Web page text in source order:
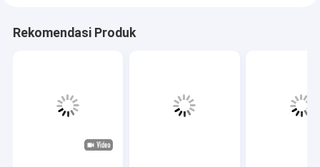
Rekomendasi Produk